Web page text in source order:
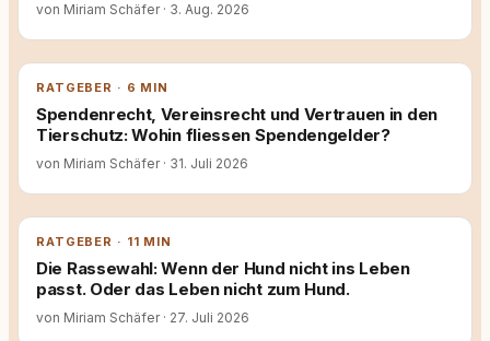
von Miriam Schäfer · 3. Aug. 2026
RATGEBER · 6 MIN
Spendenrecht, Vereinsrecht und Vertrauen in den
Tierschutz: Wohin fliessen Spendengelder?
von Miriam Schäfer · 31. Juli 2026
RATGEBER · 11 MIN
Die Rassewahl: Wenn der Hund nicht ins Leben
passt. Oder das Leben nicht zum Hund.
von Miriam Schäfer · 27. Juli 2026